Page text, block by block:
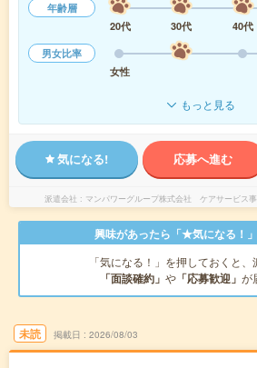
年齢層
20代
30代 40代
男女比率
女性
もっと見る
気になる! 応募へ進む
派遣会社 マンパワーグループ株式会社 ケアサービス
興味があったら「★気になる！
「気になる！」を押しておくと、
「面談確約」 や 「応募歓迎」 が
未読 掲載日 2026/08/03